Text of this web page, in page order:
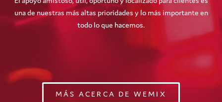
una de nuestras más altas prioridades y lo más importante en
todo lo que hacemos.
MÁS ACERCA DE WEMIX